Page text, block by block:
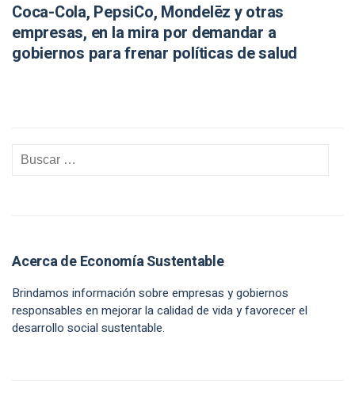
Coca-Cola, PepsiCo, Mondelēz y otras
empresas, en la mira por demandar a
gobiernos para frenar políticas de salud
Acerca de Economía Sustentable
Brindamos información sobre empresas y gobiernos
responsables en mejorar la calidad de vida y favorecer el
desarrollo social sustentable.